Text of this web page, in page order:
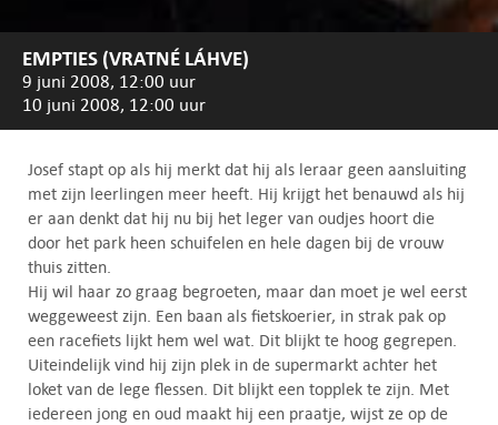
EMPTIES (VRATNÉ LÁHVE)
9 juni 2008, 12:00 uur
10 juni 2008, 12:00 uur
Josef stapt op als hij merkt dat hij als leraar geen aansluiting
met zijn leerlingen meer heeft. Hij krijgt het benauwd als hij
er aan denkt dat hij nu bij het leger van oudjes hoort die
door het park heen schuifelen en hele dagen bij de vrouw
thuis zitten.
Hij wil haar zo graag begroeten, maar dan moet je wel eerst
weggeweest zijn. Een baan als fietskoerier, in strak pak op
een racefiets lijkt hem wel wat. Dit blijkt te hoog gegrepen.
Uiteindelijk vind hij zijn plek in de supermarkt achter het
loket van de lege flessen. Dit blijkt een topplek te zijn. Met
iedereen jong en oud maakt hij een praatje, wijst ze op de